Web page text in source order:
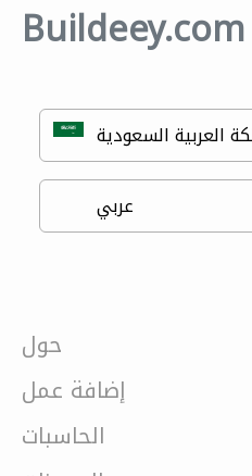
Buildeey.com
حول
إضافة عمل
الحاسبات